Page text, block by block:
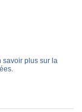
savoir plus sur la